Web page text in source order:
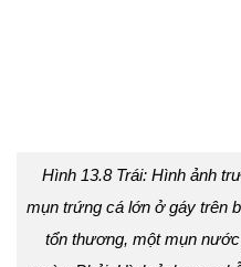
Hình 13.8 Trái: Hình ảnh
mụn trứng cá lớn ở gáy trên
tổn thương, một mụn